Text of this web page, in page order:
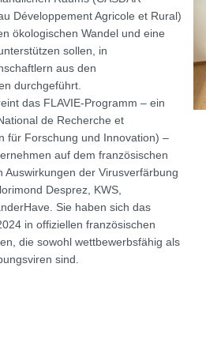
Développement Agricole et Rural)
ökologischen Wandel und eine
sollen, in
aus den
durchgeführt.
das FLAVIE-Programm – ein
de Recherche et
für Forschung und Innovation) –
auf dem französischen
Auswirkungen der Virusverfärbung
Desprez, KWS,
Sie haben sich das
in offiziellen französischen
die sowohl wettbewerbsfähig als
sind.